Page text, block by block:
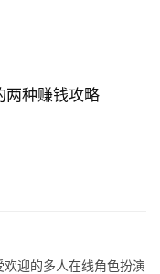
两种赚钱攻略
迎的多人在线角色扮演